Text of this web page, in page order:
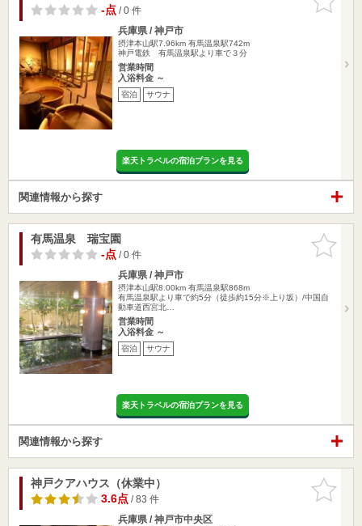
りに追加
-点/ 0 件
兵庫県 / 神戸市
摂津本山駅7.96km 有馬温泉駅742m
神戸電鉄 有馬温泉駅より車で３分
営業時間
入浴料金 ～
宿泊 サウナ
楽天トラベルの宿泊プランを見る
関連情報から探す
お気に入
りに追加
有馬温泉 瑞宝園
-点/ 0 件
兵庫県 / 神戸市
摂津本山駅8.00km 有馬温泉駅868m
有馬温泉駅より車で約5分（徒歩約15分※上り坂）/中国自
動車道西宮北…
営業時間
入浴料金 ～
宿泊 サウナ
楽天トラベルの宿泊プランを見る
関連情報から探す
お気に入
りに追加
神戸クアハウス（休業中）
3.6点/ 83 件
兵庫県 / 神戸市中央区